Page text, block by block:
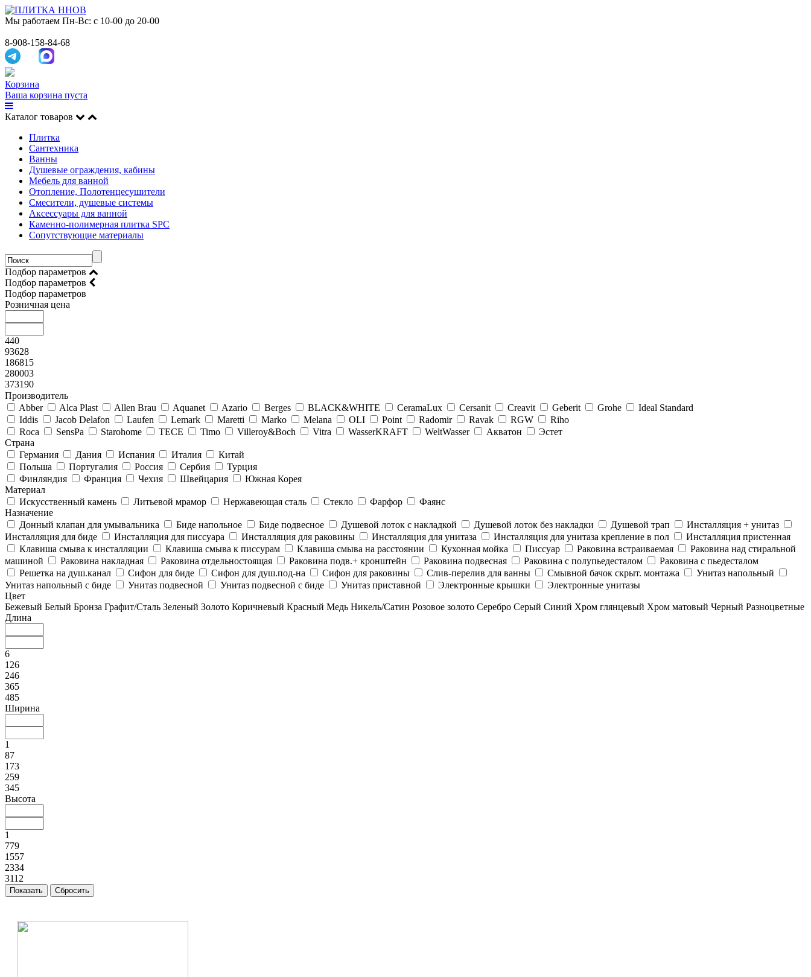
Мы работаем Пн-Вс: с 10-00 до 20-00
8-908-158-84-68
Корзина
Ваша корзина пуста
Каталог товаров
Плитка
Сантехника
Ванны
Душевые ограждения, кабины
Мебель для ванной
Отопление, Полотенцесушители
Смесители, душевые системы
Аксессуары для ванной
Каменно-полимерная плитка SPC
Сопутствующие материалы
Подбор параметров
Подбор параметров
Подбор параметров
Розничная цена
440
93628
186815
280003
373190
Производитель
Abber
Alca Plast Allen Brau Aquanet Azario Berges BLACK&WHITE CeramaLux Cersanit Creavit Geberit Grohe
Ideal Standard
Iddis
Jacob Delafon Laufen Lemark Maretti Marko Melana OLI Point Radomir Ravak RGW
Riho
Roca
SensPa Starohome TECE Timo Villeroy&Boсh Vitra WasserKRAFT WeltWasser Акватон
Эстет
Страна
Германия
Дания Испания Италия
Китай
Польша
Португалия Россия Сербия
Турция
Финляндия
Франция Чехия Швейцария
Южная Корея
Материал
Искусственный камень
Литьевой мрамор Нержавеющая сталь Стекло Фарфор
Фаянс
Назначение
Донный клапан для умывальника
Биде напольное Биде подвесное Душевой лоток с накладкой Душевой лоток без накладки Душевой трап
Инсталляция + унитаз
Инсталляция для биде
Инсталляция для писсуара Инсталляция для раковины Инсталляция для унитаза Инсталляция для унитаза крепление в пол
Инсталляция пристенная
Клавиша смыва к инсталляции
Клавиша смыва к писсурам Клавиша смыва на расстоянии Кухонная мойка Писсуар Раковина встраиваемая
Раковина над стиральной
машиной
Раковина накладная Раковина отдельностоящая Раковина подв.+ кронштейн Раковина подвесная Раковина с полупьедесталом
Раковина с пьедесталом
Решетка на душ.канал
Сифон для биде Сифон для душ.под-на Сифон для раковины Слив-перелив для ванны Смывной бачок скрыт. монтажа
Унитаз напольный
Унитаз напольный с биде
Унитаз подвесной Унитаз подвесной с биде Унитаз приставной Электронные крышки
Электронные унитазы
Цвет
Бежевый Белый Бронза Графит/Сталь Зеленый Золото Коричневый Красный Медь Никель/Сатин Розовое золото Серебро Серый Синий Хром глянцевый Хром матовый Черный Разноцветные
Длина
6
126
246
365
485
Ширина
1
87
173
259
345
Высота
1
779
1557
2334
3112